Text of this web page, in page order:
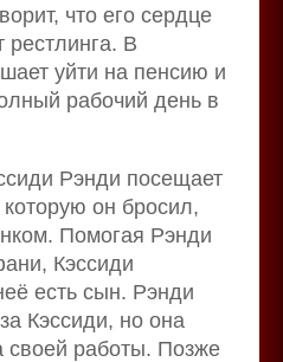
что его сердце
В
уйти на пенсию и
рабочий день в
Рэнди посещает
он бросил,
Помогая Рэнди
Кэссиди
есть сын. Рэнди
Кэссиди, но она
своей работы. Позже